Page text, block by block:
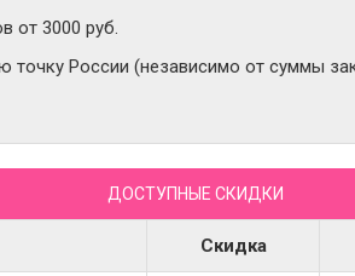
от 3000 руб.
точку России (независимо от суммы
ДОСТУПНЫЕ СКИДКИ
Скидка